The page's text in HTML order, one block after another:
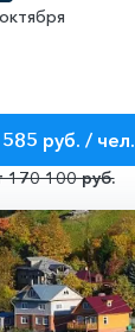
руб. / чел.
170 100 руб.